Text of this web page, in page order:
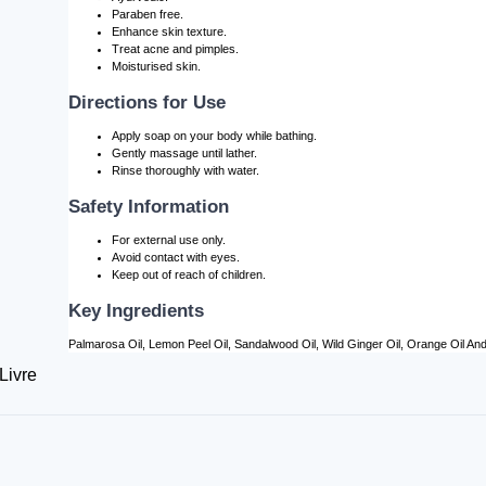
Paraben free.
Enhance skin texture.
Treat acne and pimples.
Moisturised skin.
Directions for Use
Apply soap on your body while bathing.
Gently massage until lather.
Rinse thoroughly with water.
Safety Information
For external use only.
Avoid contact with eyes.
Keep out of reach of children.
Key Ingredients
Palmarosa Oil, Lemon Peel Oil, Sandalwood Oil, Wild Ginger Oil, Orange Oil
Livre